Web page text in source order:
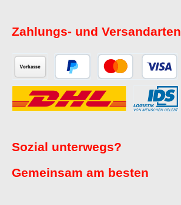
Zahlungs- und Versandarten
Sozial unterwegs?
Gemeinsam am besten